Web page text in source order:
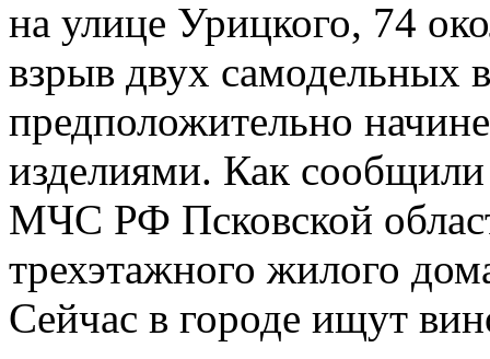
на улице Урицкого, 74
взрыв двух самодельных
предположительно
изделиями. Как
МЧС РФ Псковской
трехэтажного жилого
Сейчас в городе ищут